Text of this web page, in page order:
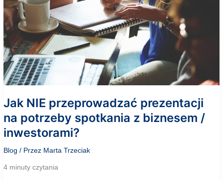
of
Concept!
Jak NIE przeprowadzać prezentacji
na potrzeby spotkania z biznesem /
inwestorami?
Blog / Przez Marta Trzeciak
4 minuty czytania